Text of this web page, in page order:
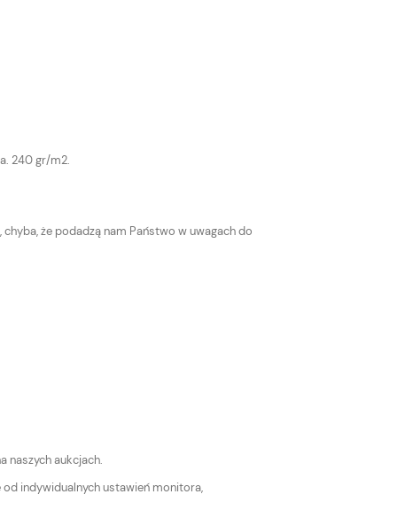
240 gr/m2.
że podadzą nam Państwo w uwagach do
naszych aukcjach.
indywidualnych ustawień monitora,